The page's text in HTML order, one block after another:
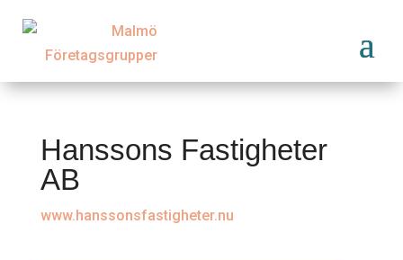
Hanssons Fastigheter
AB
www.hanssonsfastigheter.nu